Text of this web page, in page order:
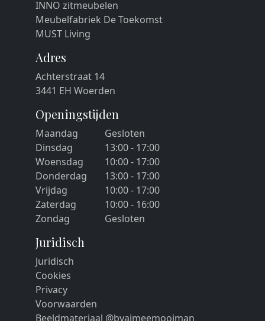
INNO zitmeubelen
Meubelfabriek De Toekomst
MUST Living
Adres
Achterstraat 14
3441 EH Woerden
Openingstijden
Maandag
Gesloten
Dinsdag
13:00 - 17:00
Woensdag
10:00 - 17:00
Donderdag
13:00 - 17:00
Vrijdag
10:00 - 17:00
Zaterdag
10:00 - 16:00
Zondag
Gesloten
Juridisch
Juridisch
Cookies
Privacy
Voorwaarden
Beeldmateriaal @byaimeemooiman